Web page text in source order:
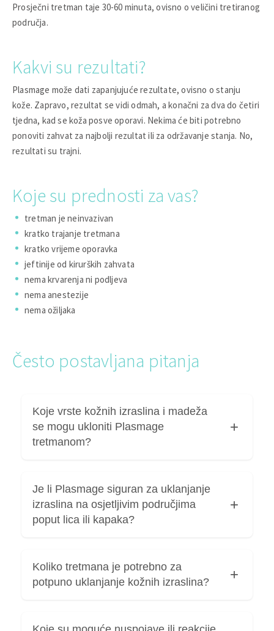
Prosječni tretman taje 30-60 minuta, ovisno o veličini tretiranog
područja.
Kakvi su rezultati?
Plasmage može dati zapanjujuće rezultate, ovisno o stanju
kože. Zapravo, rezultat se vidi odmah, a konačni za dva do četiri
tjedna, kad se koža posve oporavi. Nekima će biti potrebno
ponoviti zahvat za najbolji rezultat ili za održavanje stanja. No,
rezultati su trajni.
Koje su prednosti za vas?
tretman je neinvazivan
kratko trajanje tretmana
kratko vrijeme oporavka
jeftinije od kirurških zahvata
nema krvarenja ni podljeva
nema anestezije
nema ožiljaka
Često postavljana pitanja
Koje vrste kožnih izraslina i madeža
se mogu ukloniti Plasmage
tretmanom?
koji nisu sumnjivi i rizični po zdravlje, fibromi,
manja ispupčenja i benigne izrasline.
Je li Plasmage siguran za uklanjanje
izraslina na osjetljivim područjima
poput lica ili kapaka?
kožnih izraslina na osjetljivim područjima poput
lica i kapaka jer djeluje vrlo precizno i minimalno
Koliko tretmana je potrebno za
potpuno uklanjanje kožnih izraslina?